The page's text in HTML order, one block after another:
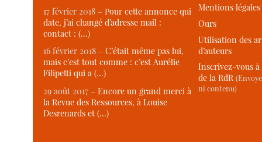
17 février 2018 –Pour cette annonce qui
date, j’ai changé d’adresse mail :
contact : (…)
16 février 2018 –C’était même pas lui,
mais c’est tout comme : c’est Aurélie
Filipetti qui a (…)
29 août 2017 –Encore un grand merci à
la Revue des Ressources, à Louise
Desrenards et (…)
Mentions légales
Ours
Utilisation des
d’auteurs
Inscrivez-vous
de la RdR
ni contenu)